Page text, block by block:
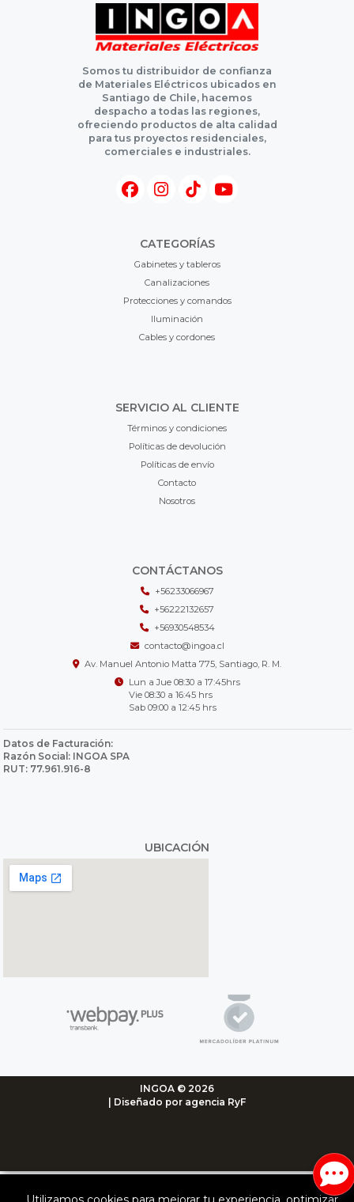
Somos tu distribuidor de confianza
de Materiales Eléctricos ubicados en
Santiago de Chile, hacemos
despacho a todas las regiones,
ofreciendo productos de alta calidad
para tus proyectos residenciales,
comerciales e industriales.
CATEGORÍAS
Gabinetes y tableros
Canalizaciones
Protecciones y comandos
Iluminación
Cables y cordones
SERVICIO AL CLIENTE
Términos y condiciones
Políticas de devolución
Políticas de envío
Contacto
Nosotros
CONTÁCTANOS
+56233066967
+56222132657
+56930548534
contacto@ingoa.cl
Av. Manuel Antonio Matta 775, Santiago, R. M.
Lun a Jue 08:30 a 17:45hrs
Vie 08:30 a 16:45 hrs
Sab 09:00 a 12:45 hrs
Datos de Facturación:
Razón Social: INGOA SPA
RUT: 77.961.916-8
UBICACIÓN
INGOA © 2026
| Diseñado por agencia RyF